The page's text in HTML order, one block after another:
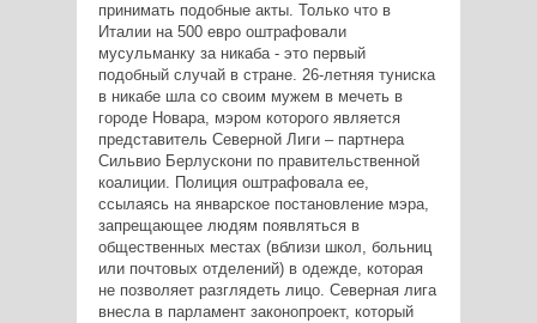
принимать подобные акты. Только что в
Италии на 500 евро оштрафовали
мусульманку за никаба - это первый
подобный случай в стране. 26-летняя туниска
в никабе шла со своим мужем в мечеть в
городе Новара, мэром которого является
представитель Северной Лиги – партнера
Сильвио Берлускони по правительственной
коалиции. Полиция оштрафовала ее,
ссылаясь на январское постановление мэра,
запрещающее людям появляться в
общественных местах (вблизи школ, больниц
или почтовых отделений) в одежде, которая
не позволяет разглядеть лицо. Северная лига
внесла в парламент законопроект, который